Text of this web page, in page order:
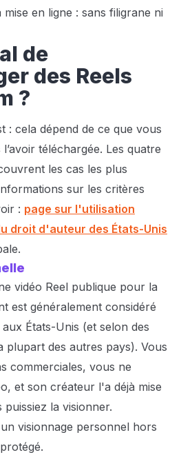
en ligne : sans filigrane ni
de
des Reels
?
: cela dépend de ce que vous
téléchargée. Les quatre
les cas les plus
sur les critères
: page sur l'utilisation
droit d'auteur des États-Unis
vidéo Reel publique pour la
est généralement considéré
États-Unis (et selon des
plupart des autres pays). Vous
commerciales, vous ne
et son créateur l'a déjà mise
la visionner.
visionnage personnel hors